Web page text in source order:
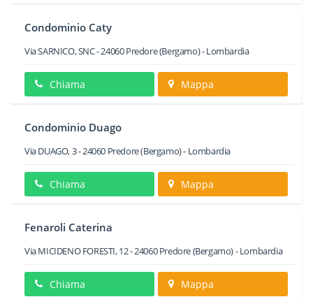
Condominio Caty
Via SARNICO, SNC-24060Predore(Bergamo) -Lombardia
Chiama Mappa
Condominio Duago
Via DUAGO, 3-24060 Predore(Bergamo) - Lombardia
Chiama Mappa
Fenaroli Caterina
Via MICIDENO FORESTI, 12-24060 Predore(Bergamo) -Lombardia
Chiama Mappa